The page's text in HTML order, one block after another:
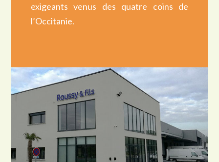
exigeants venus des quatre coins de
l’Occitanie.